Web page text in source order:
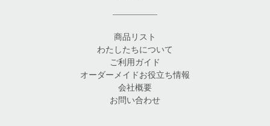
商品リスト
わたしたちについて
ご利用ガイド
オーダーメイドお役立ち情報
会社概要
お問い合わせ